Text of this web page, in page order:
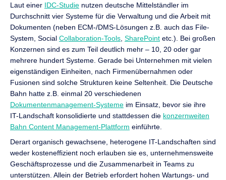
Laut einer IDC-Studie nutzen deutsche Mittelständler im
Durchschnitt vier Systeme für die Verwaltung und die Arbeit mit
Dokumenten (neben ECM-/DMS-Lösungen z.B. auch das File-
System, Social Collaboration-Tools SharePoint etc.). Bei großen
Konzernen sind es zum Teil deutlich mehr – 10, 20 oder gar
mehrere hundert Systeme. Gerade bei Unternehmen mit vielen
eigenständigen Einheiten, nach Firmenübernahmen oder
Fusionen sind solche Strukturen keine Seltenheit. Die Deutsche
Bahn hatte z.B. einmal 20 verschiedenen
Dokumentenmanagement-Systeme im Einsatz, bevor sie ihre
IT-Landschaft konsolidierte und stattdessen die konzernweiten
Bahn Content Management-Plattform einführte.
Derart organisch gewachsene, heterogene IT-Landschaften sind
weder kosteneffizient noch erlauben sie es, unternehmensweite
Geschäftsprozesse und die Zusammenarbeit in Teams zu
unterstützen. Allein der Betrieb erfordert hohen Wartungs- und